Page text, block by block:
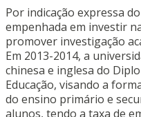
Por indicação expressa
empenhada em investir
promover investigação
Em 2013-2014, a
chinesa e inglesa do
Educação, visando a
do ensino primário e
alunos, tendo a taxa de